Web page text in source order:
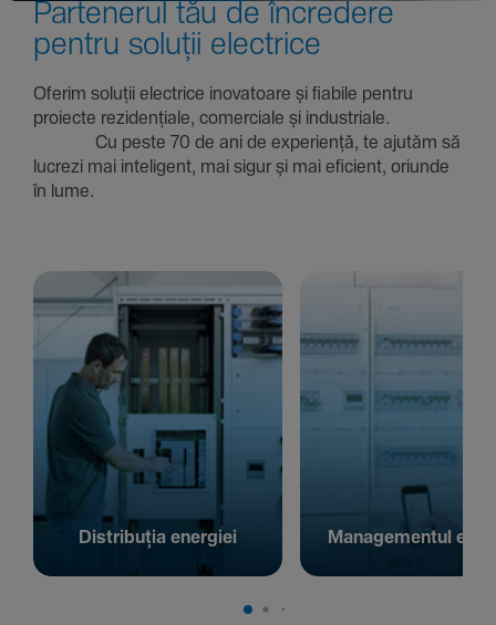
Parte­nerul tău de încre­dere
pentru soluții electrice
Oferim soluții electrice inova­toare și fiabile pentru
proiecte rezi­den­țiale, comer­ciale și indus­triale.
Cu peste 70 de ani de expe­riență, te ajutăm să
lucrezi mai inte­li­gent, mai sigur și mai eficient, oriunde
în lume.
Distribuția energiei Managementul